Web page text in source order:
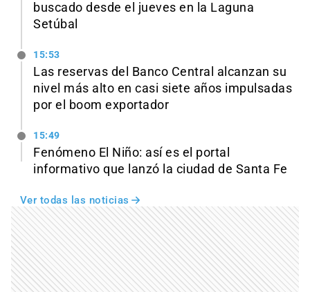
buscado desde el jueves en la Laguna
Setúbal
15:53
Las reservas del Banco Central alcanzan su
nivel más alto en casi siete años impulsadas
por el boom exportador
15:49
Fenómeno El Niño: así es el portal
informativo que lanzó la ciudad de Santa Fe
Ver todas las noticias